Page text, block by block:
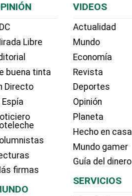
Libre
buena tinta
Directo
Espía
firmas
VIDEOS
Actualidad
Mundo
Economía
Revista
Deportes
Opinión
Planeta
Hecho en casa
Mundo gamer
Guía del dinero
SERVICIOS